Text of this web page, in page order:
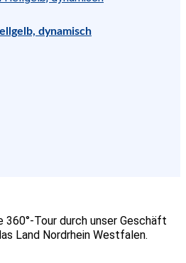
dynamisch
360°-Tour durch unser Geschäft
Land Nordrhein Westfalen.